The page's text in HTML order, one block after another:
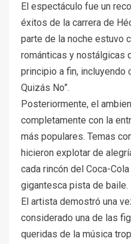
El espectáculo fue un
éxitos de la carrera de
parte de la noche estuvo
románticas y nostálgicas
principio a fin, incluyendo
Quizás No”.
Posteriormente, el
completamente con la
más populares. Temas
hicieron explotar de
cada rincón del Coca-
gigantesca pista de baile.
El artista demostró una
considerado una de las
queridas de la música